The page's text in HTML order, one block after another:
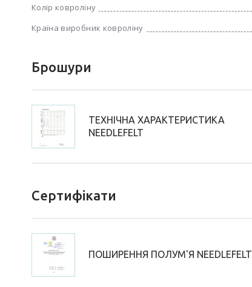
Колір ковроліну
Країна виробник ковроліну
Брошури
ТЕХНІЧНА ХАРАКТЕРИСТИКА
NEEDLEFELT
Сертифікати
ПОШИРЕННЯ ПОЛУМ'Я NEEDLEFELT